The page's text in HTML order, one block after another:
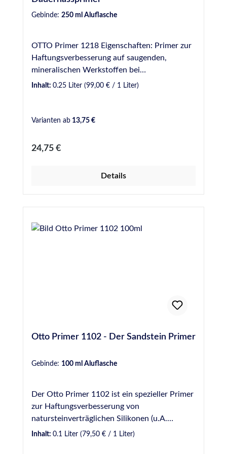
Gebinde: 250 ml Aluflasche
OTTO Primer 1218 Eigenschaften: Primer zur
Haftungsverbesserung auf saugenden,
mineralischen Werkstoffen bei
Dauernassbelastung. Ablüftezeit mindestens
Sicherheitsdatenblatt. Anwendungsgebiete:
mineralischen Werkstoffen (z. B. Beton,
Mörtel, Fugenmörtel) und Keramik. Für das
auf unglasierten keramischen Untergründen.
Inhalt: 0.25 Liter (99,00 € / 1 Liter)
Varianten ab 13,75 €
Regulärer Preis:
24,75 €
Details
Otto Primer 1102 - Der Sandstein Primer
Gebinde: 100 ml Aluflasche
Der Otto Primer 1102 ist ein spezieller Primer
zur Haftungsverbesserung von
natursteinverträglichen Silikonen (u.A.
Ottoseal S 70, Ottoseal S 117, Ottoseal S 130
Inhalt: 0.1 Liter (79,50 € / 1 Liter)